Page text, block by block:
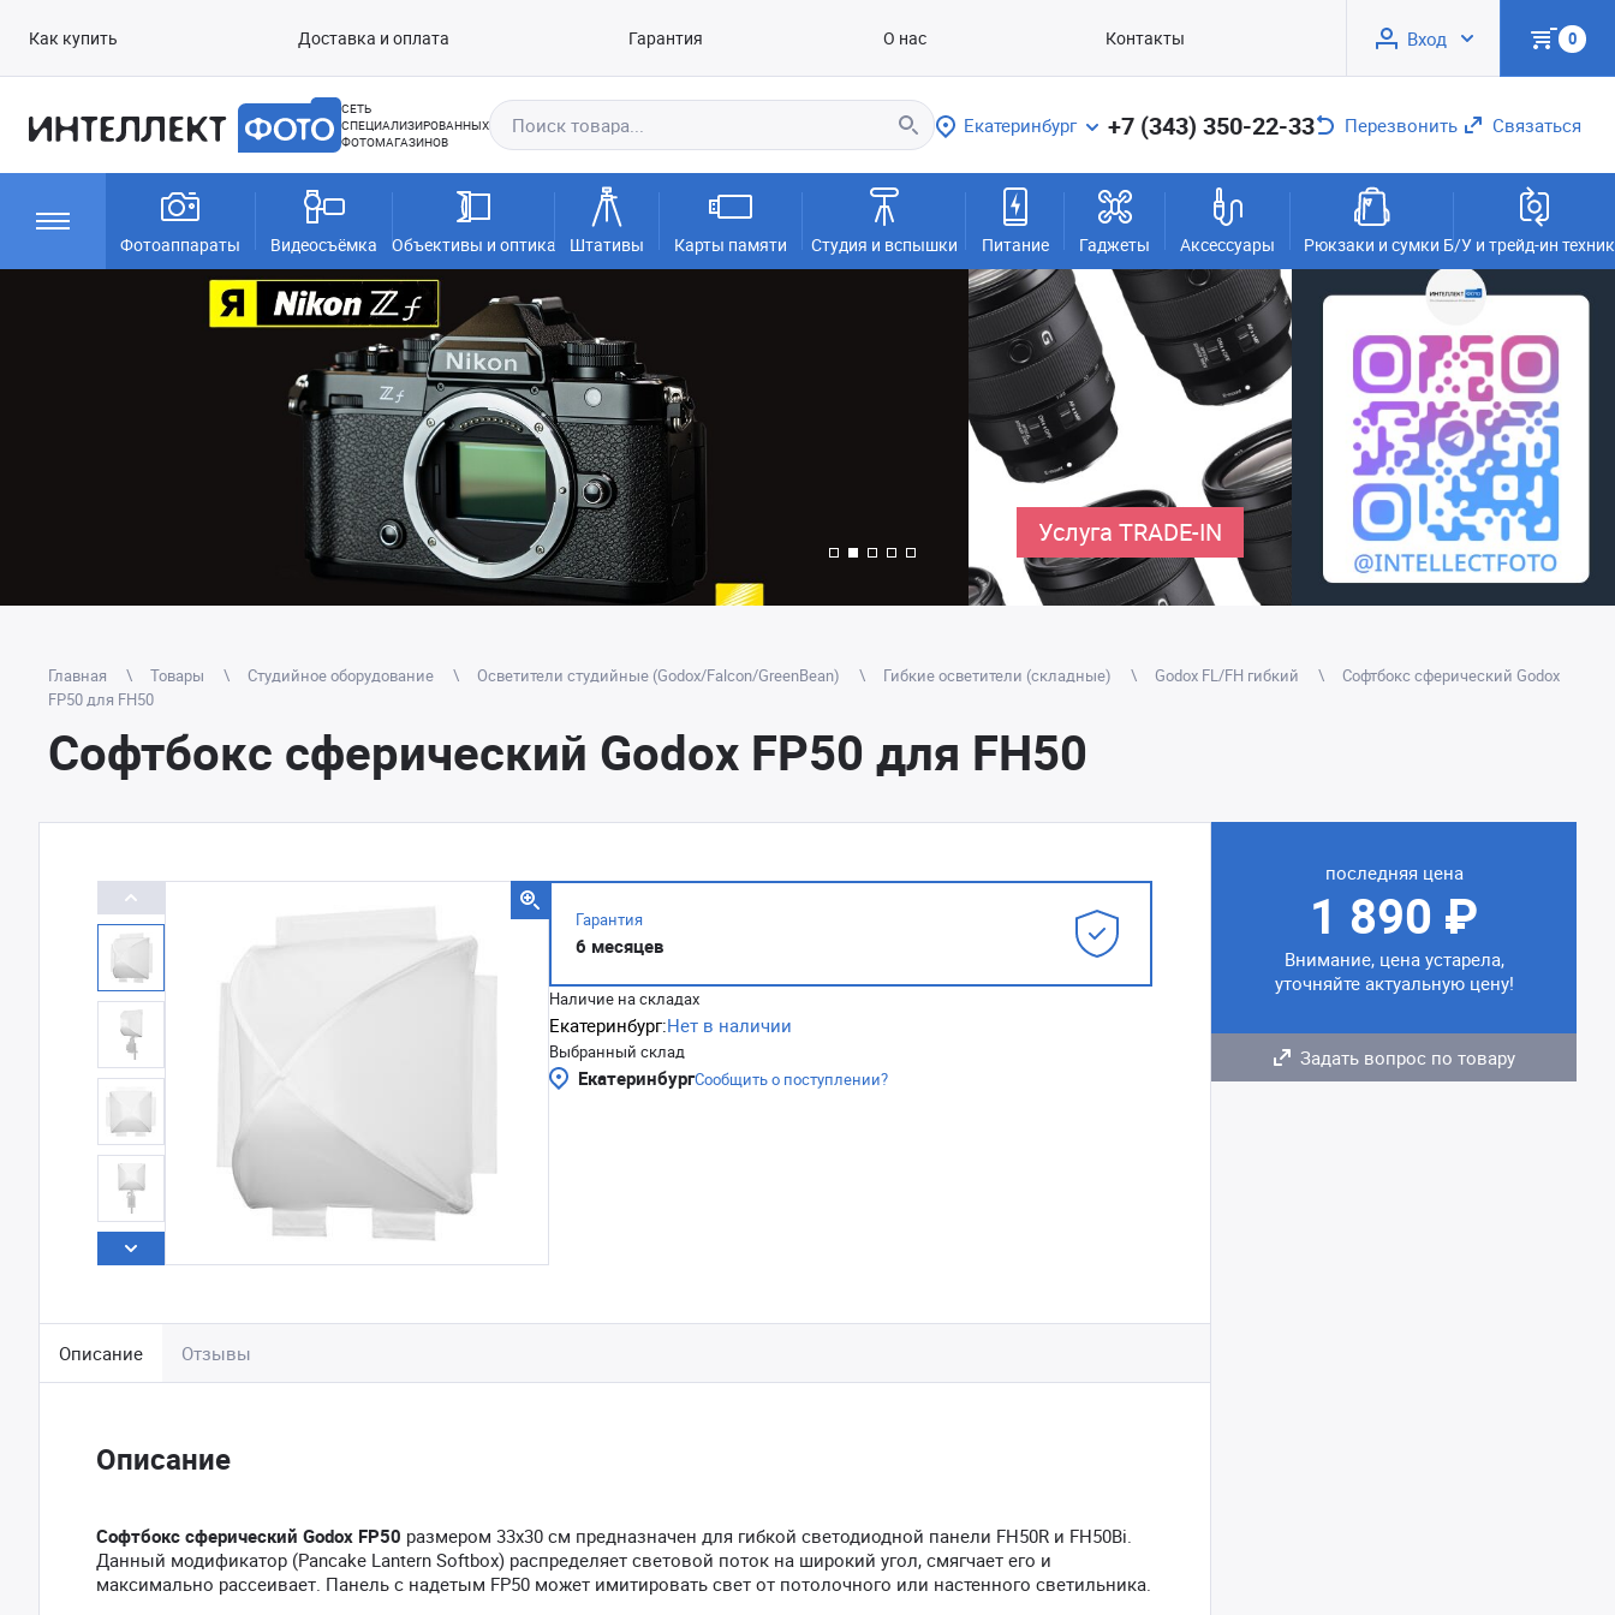
Как купить Доставка и оплата Гарантия О нас Контакты Вход 0
СЕТЬ
СПЕЦИАЛИЗИРОВАННЫХ
ФОТОМАГАЗИНОВ
Екатеринбург +7 (343) 350-22-33 Перезвонить Связаться
Фотоаппараты Видеосъёмка Объективы и оптика Штативы Карты памяти Студия и вспышки Питание Гаджеты Аксессуары Рюкзаки и сумки Б/У и трейд-ин
Услуга TRADE-IN
Главная Товары Студийное оборудование Осветители студийные (Godox/Falcon/GreenBean) Гибкие осветители (складные) Godox FL/FH гибкий
Софтбокс сферический Godox
FP50 для FH50
Софтбокс сферический Godox FP50 для FH50
Гарантия
6 месяцев
Наличие на складах
Екатеринбург:Нет в наличии
Выбранный склад
ЕкатеринбургСообщить о поступлении?
Описание Отзывы
Описание
Софтбокс сферический Godox FP50 размером 33х30 см предназначен для гибкой светодиодной панели FH50R и FH50Bi.
Данный модификатор (Pancake Lantern Softbox) распределяет световой поток на широкий угол, смягчает его и
максимально рассеивает. Панель с надетым FP50 может имитировать свет от потолочного или настенного светильника.
последняя цена
1 890 ₽
Внимание, цена устарела,
уточняйте актуальную цену!
Задать вопрос по товару